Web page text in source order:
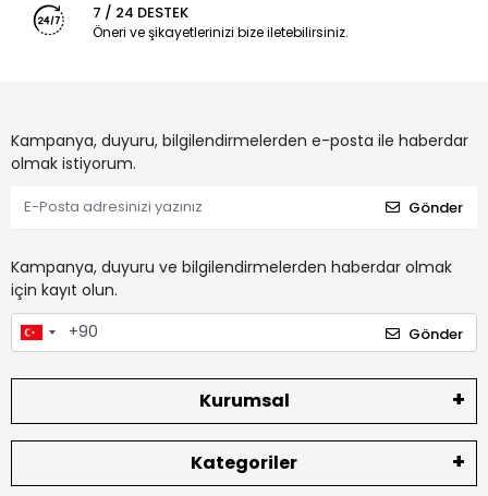
7 / 24 DESTEK
Öneri ve şikayetlerinizi bize iletebilirsiniz.
Kampanya, duyuru, bilgilendirmelerden e-posta ile haberdar
olmak istiyorum.
Gönder
Kampanya, duyuru ve bilgilendirmelerden haberdar olmak
için kayıt olun.
Gönder
Kurumsal
Kategoriler